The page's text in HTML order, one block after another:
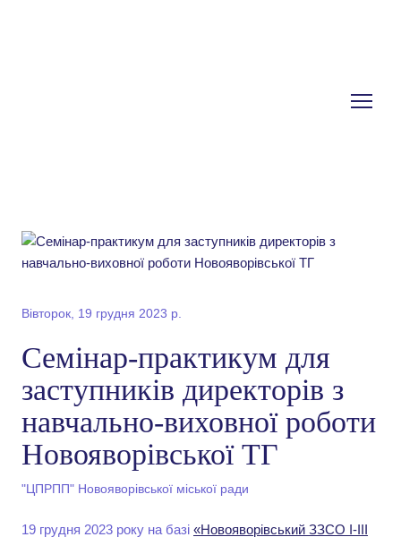
Вівторок, 19 грудня 2023 р.
Семінар-практикум для
заступників директорів з
навчально-виховної роботи
Новояворівської ТГ
"ЦПРПП" Новояворівської міської ради
19 грудня 2023 року на базі «Новояворівський ЗЗСО І-ІІІ